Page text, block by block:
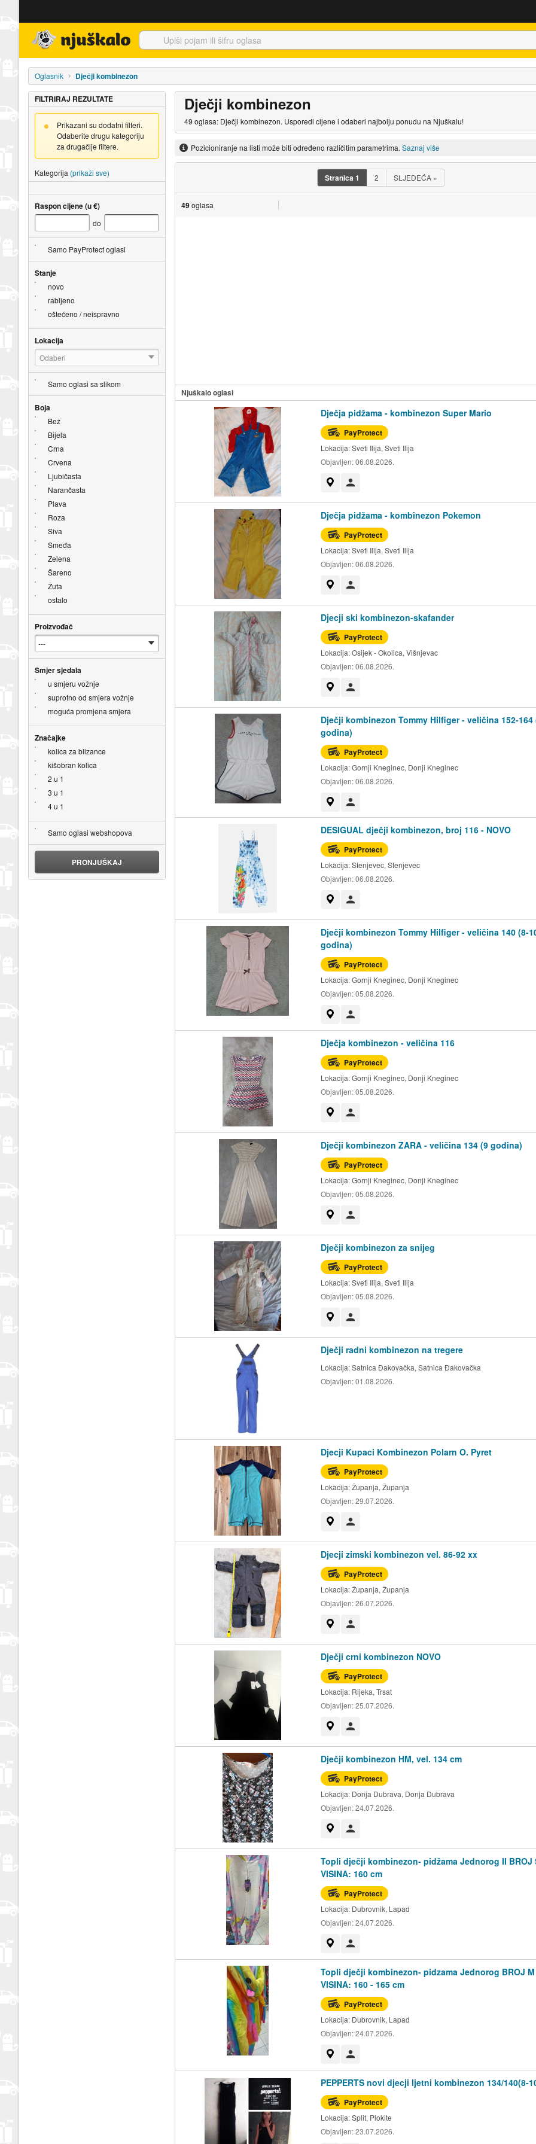
Oglasnik Dječji kombinezon
Dječji kombinezon
49 oglasa: Dječji kombinezon. Usporedi cijene i odaberi najbolju ponudu na Njuškalu!
Pozicioniranje na listi može biti određeno različitim parametrima. Saznaj više
Stranica1 2 SLJEDEĆA »
49oglasa
Njuškalo oglasi
Dječja pidžama - kombinezon Super Mario
PayProtect
Lokacija:Sveti Ilija, Sveti Ilija
Objavljen:06.08.2026.
Dječja pidžama - kombinezon Pokemon
PayProtect
Lokacija:Sveti Ilija, Sveti Ilija
Objavljen:06.08.2026.
Djecji ski kombinezon-skafander
PayProtect
Lokacija:Osijek - Okolica, Višnjevac
Objavljen:06.08.2026.
Dječji kombinezon Tommy Hilfiger - veličina 152-164
godina)
PayProtect
Lokacija:Gornji Kneginec, Donji Kneginec
Objavljen:06.08.2026.
DESIGUAL dječji kombinezon, broj 116 - NOVO
PayProtect
Lokacija:Stenjevec, Stenjevec
Objavljen:06.08.2026.
Dječji kombinezon Tommy Hilfiger - veličina 140 (8-
godina)
PayProtect
Lokacija:Gornji Kneginec, Donji Kneginec
Objavljen:05.08.2026.
Dječja kombinezon - veličina 116
PayProtect
Lokacija:Gornji Kneginec, Donji Kneginec
Objavljen:05.08.2026.
Dječji kombinezon ZARA - veličina 134 (9 godina)
PayProtect
Lokacija:Gornji Kneginec, Donji Kneginec
Objavljen:05.08.2026.
Dječji kombinezon za snijeg
PayProtect
Lokacija:Sveti Ilija, Sveti Ilija
Objavljen:05.08.2026.
Dječji radni kombinezon na tregere
Lokacija:Satnica Đakovačka, Satnica Đakovačka
Objavljen:01.08.2026.
Djecji Kupaci Kombinezon Polarn O. Pyret
PayProtect
Lokacija:Županja, Županja
Objavljen:29.07.2026.
Djecji zimski kombinezon vel. 86-92 xx
PayProtect
Lokacija:Županja, Županja
Objavljen:26.07.2026.
Dječji crni kombinezon NOVO
PayProtect
Lokacija: Rijeka, Trsat
Objavljen:25.07.2026.
Dječji kombinezon HM, vel. 134 cm
PayProtect
Lokacija: Donja Dubrava, Donja Dubrava
Objavljen:24.07.2026.
Topli dječji kombinezon- pidžama Jednorog II BROJ
VISINA: 160 cm
PayProtect
Lokacija: Dubrovnik, Lapad
Objavljen:24.07.2026.
Topli dječji kombinezon- pidzama Jednorog BROJ M
VISINA: 160 - 165 cm
PayProtect
Lokacija: Dubrovnik, Lapad
Objavljen:24.07.2026.
PEPPERTS novi djecji ljetni kombinezon 134/140(8-
PayProtect
Lokacija:Split, Plokite
Objavljen:23.07.2026.
FILTRIRAJ REZULTATE
Prikazani su dodatni filteri.
Odaberite drugu kategoriju
za drugačije filtere.
Kategorija (prikaži sve)
Raspon cijene (u €)
do
Samo PayProtect oglasi
Stanje
novo
rabljeno
oštećeno / neispravno
Lokacija
Odaberi
Samo oglasi sa slikom
Boja
Bež
Bijela
Crna
Crvena
Ljubičasta
Narančasta
Plava
Roza
Siva
Smeđa
Zelena
Šareno
Žuta
ostalo
Proizvođač
Smjer sjedala
u smjeru vožnje
suprotno od smjera vožnje
moguća promjena smjera
Značajke
kolica za blizance
kišobran kolica
2 u 1
3 u 1
4 u 1
Samo oglasi webshopova
PRONJUŠKAJ